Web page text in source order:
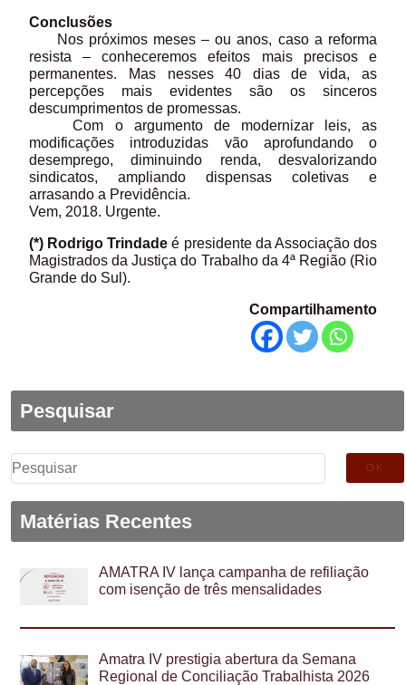
Conclusões
Nos próximos meses – ou anos, caso a reforma
resista – conheceremos efeitos mais precisos e
permanentes. Mas nesses 40 dias de vida, as
percepções mais evidentes são os sinceros
descumprimentos de promessas.
Com o argumento de modernizar leis, as
modificações introduzidas vão aprofundando o
desemprego, diminuindo renda, desvalorizando
sindicatos, ampliando dispensas coletivas e
arrasando a Previdência.
Vem, 2018. Urgente.
(*) Rodrigo Trindade é presidente da Associação dos
Magistrados da Justiça do Trabalho da 4ª Região (Rio
Grande do Sul).
Compartilhamento
Pesquisar
Pesquisar
por:
Matérias Recentes
AMATRA IV lança campanha de refiliação
com isenção de três mensalidades
Amatra IV prestigia abertura da Semana
Regional de Conciliação Trabalhista 2026